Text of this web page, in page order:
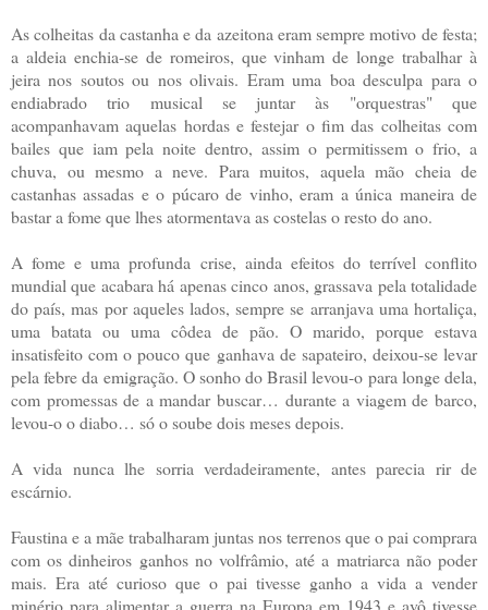
As colheitas da castanha e da azeitona eram sempre motivo de festa;
a aldeia enchia-se de romeiros, que vinham de longe trabalhar à
jeira nos soutos ou nos olivais. Eram uma boa desculpa para o
endiabrado trio musical se juntar às "orquestras" que
acompanhavam aquelas hordas e festejar o fim das colheitas com
bailes que iam pela noite dentro, assim o permitissem o frio, a
chuva, ou mesmo a neve. Para muitos, aquela mão cheia de
castanhas assadas e o púcaro de vinho, eram a única maneira de
bastar a fome que lhes atormentava as costelas o resto do ano.
A fome e uma profunda crise, ainda efeitos do terrível conflito
mundial que acabara há apenas cinco anos, grassava pela totalidade
do país, mas por aqueles lados, sempre se arranjava uma hortaliça,
uma batata ou uma côdea de pão. O marido, porque estava
insatisfeito com o pouco que ganhava de sapateiro, deixou-se levar
pela febre da emigração. O sonho do Brasil levou-o para longe dela,
com promessas de a mandar buscar… durante a viagem de barco,
levou-o o diabo… só o soube dois meses depois.
A vida nunca lhe sorria verdadeiramente, antes parecia rir de
escárnio.
Faustina e a mãe trabalharam juntas nos terrenos que o pai comprara
com os dinheiros ganhos no volfrâmio, até a matriarca não poder
mais. Era até curioso que o pai tivesse ganho a vida a vender
minério para alimentar a guerra na Europa em 1943 e avô tivesse